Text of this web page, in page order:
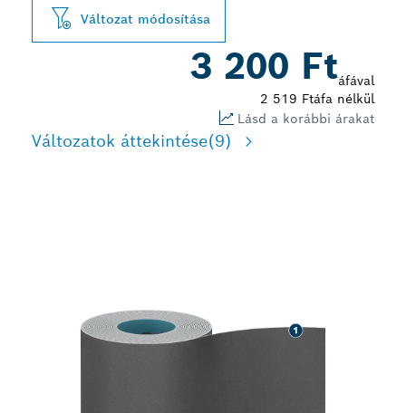
Változat módosítása
3 200 Ftáfával
2 519 Ftáfa nélkül
Lásd a korábbi árakat
Változatok áttekintése(9)